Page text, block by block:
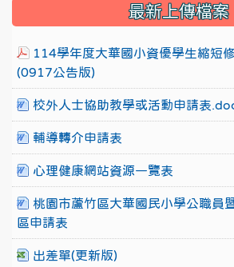
最新上傳檔案
114學年度大華國小資優學生縮短
(0917公告版)
校外人士協助教學或活動申請表
輔導轉介申請表
心理健康網站資源一覽表
桃園市蘆竹區大華國民小學公職員
區申請表
出差單(更新版)